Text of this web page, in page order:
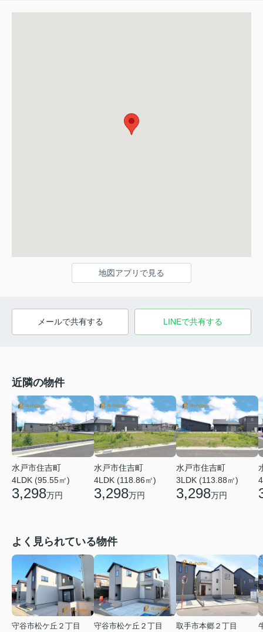
地図アプリで見る
メールで共有する LINEで共有する
近隣の物件
水戸市住吉町
4LDK (95.55㎡)
3,298万円
水戸市住吉町
4LDK (118.86㎡)
3,298万円
水戸市住吉町
3LDK (113.88㎡)
3,298万円
よく見られている物件
守谷市松ケ丘２丁目
守谷市松ケ丘２丁目
取手市本郷２丁目